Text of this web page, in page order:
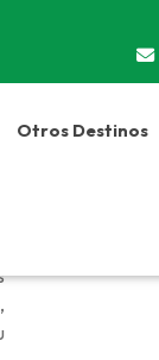
Otros Destinos